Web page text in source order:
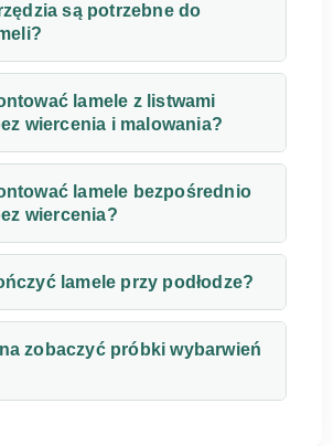
są potrzebne do
lamele z listwami
wiercenia i malowania?
lamele bezpośrednio
wiercenia?
lamele przy podłodze?
zobaczyć próbki wybarwień